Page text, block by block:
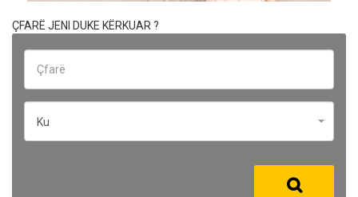
ÇFARË JENI DUKE KËRKUAR ?
Ku